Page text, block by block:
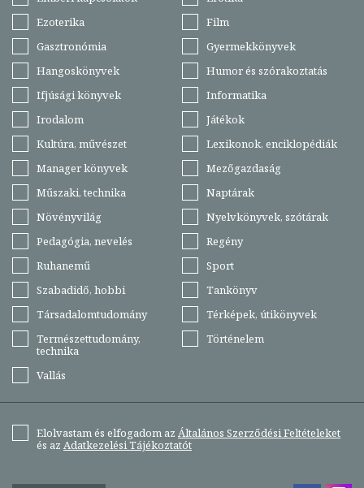
Ezoterika
Film
Gasztronómia
Gyermekkönyvek
Hangoskönyvek
Humor és szórakoztatás
Ifjúsági könyvek
Informatika
Irodalom
Játékok
Kultúra, művészet
Lexikonok, enciklopédiák
Manager könyvek
Mezőgazdaság
Műszaki, technika
Naptárak
Növényvilág
Nyelvkönyvek, szótárak
Pedagógia, nevelés
Regény
Ruhanemű
Sport
Szabadidő, hobbi
Tankönyv
Társadalomtudomány
Térképek, útikönyvek
Természettudomány,
technika
Történelem
Vallás
Elolvastam és elfogadom az Általános Szerződési Feltételeket
és az Adatkezelési Tájékoztatót